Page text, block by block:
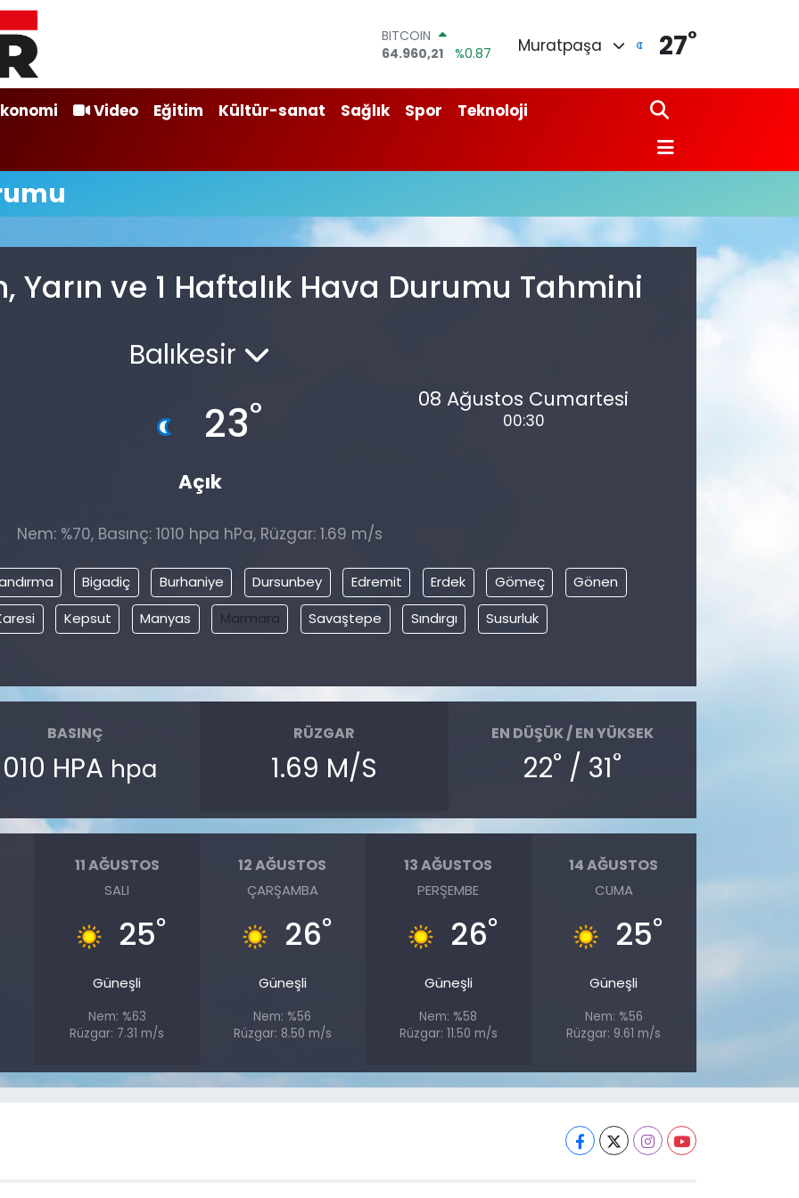
BITCOIN
64.960,21
%0.87
47,7436
%0.18
EURO
55,2510
BİST100
13.779
Muratpaşa 27°
Video Eğitim Kültür-sanat Sağlık Spor
Teknoloji
Yarın ve 1 Haftalık Hava Durumu Tahmini
Balıkesir
23°
Açık
08 Ağustos Cumartesi
00:30
Nem: %70, Basınç: 1010 hpa hPa, Rüzgar: 1.69 m/s
Bigadiç Burhaniye Dursunbey Edremit Erdek Gömeç
Gönen
Kepsut Manyas Marmara Savaştepe Sındırgı Susurluk
BASINÇ
HPA hpa
RÜZGAR
1.69 M/S
EN DÜŞÜK / EN YÜKSEK
22° / 31°
11 AĞUSTOS
SALI
25°
Güneşli
Nem: %63
Rüzgar: 7.31 m/s
12 AĞUSTOS
ÇARŞAMBA
26°
Güneşli
Nem: %56
Rüzgar: 8.50 m/s
13 AĞUSTOS
PERŞEMBE
26°
Güneşli
Nem: %58
Rüzgar: 11.50 m/s
14 AĞUSTOS
CUMA
25°
Güneşli
Nem: %56
Rüzgar: 9.61 m/s